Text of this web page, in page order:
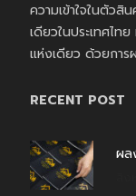
ความเข้าใจในตัวสิ
เดียวในประเทศไท
แห่งเดียว ด้วยการผ
RECENT POST
ผล